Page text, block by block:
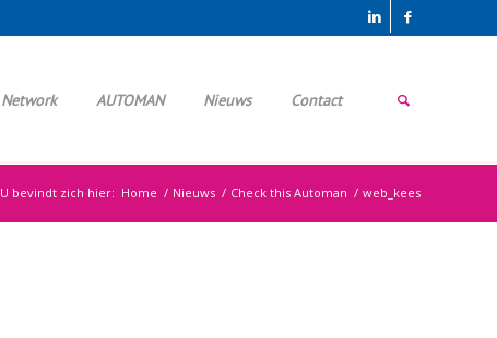
Network AUTOMAN Nieuws Contact
U bevindt zich hier: Home / Nieuws / Check this Automan / web_kees